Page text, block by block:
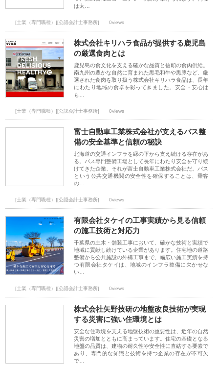
は太…
[士業（専門職種）][公認会計士事務所] 0views
株式会社キリハラ食品が提供する鹿児島
の厳選食肉とは
鹿児島の食文化を支える確かな品質と信頼の食肉供給。
南九州の豊かな自然に育まれた黒毛和牛や黒豚など、厳
選された食肉を取り扱う株式会社キリハラ食品は、長年
にわたり地域の食卓を彩ってきました。安全・安心は
も…
[士業（専門職種）][公認会計士事務所] 0views
富士自動車工業株式会社が支えるバス整
備の安全基準と信頼の秘訣
北海道の交通インフラを縁の下から支え続ける存在があ
る。バス専門整備工場として長年にわたり安全を守り続
けてきた企業、それが富士自動車工業株式会社だ。バス
という公共交通機関の安全性を確保することは、乗客
の…
[士業（専門職種）][公認会計士事務所] 0views
有限会社タケイの工事実績から見る信頼
の施工技術と対応力
千葉県の土木・舗装工事において、確かな技術と実績で
地域に貢献し続けている企業があります。住宅地の道路
整備から公共施設の外構工事まで、幅広い施工実績を持
つ有限会社タケイは、地域のインフラ整備に欠かせな
い…
[士業（専門職種）][公認会計士事務所] 0views
株式会社矢野技研の地盤改良技術が実現
する災害に強い住環境とは
安全な住環境を支える地盤技術の重要性は、近年の自然
災害の増加とともに高まっています。住宅の基礎となる
地盤の品質は、建物の耐久性や安全性に直結する要素で
あり、専門的な知識と技術を持つ企業の存在が不可欠
で…